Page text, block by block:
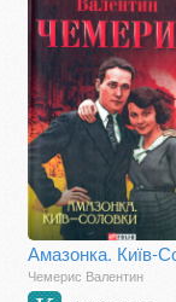
Чемерис Валентин